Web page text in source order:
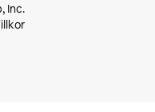
Inc.